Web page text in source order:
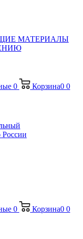
МАТЕРИАЛЫ
0 Корзина0 0
России
0 Корзина0 0